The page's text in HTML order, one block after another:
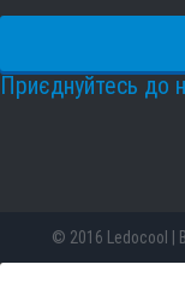
Приєднуйтесь до
© 2016 Ledocool |